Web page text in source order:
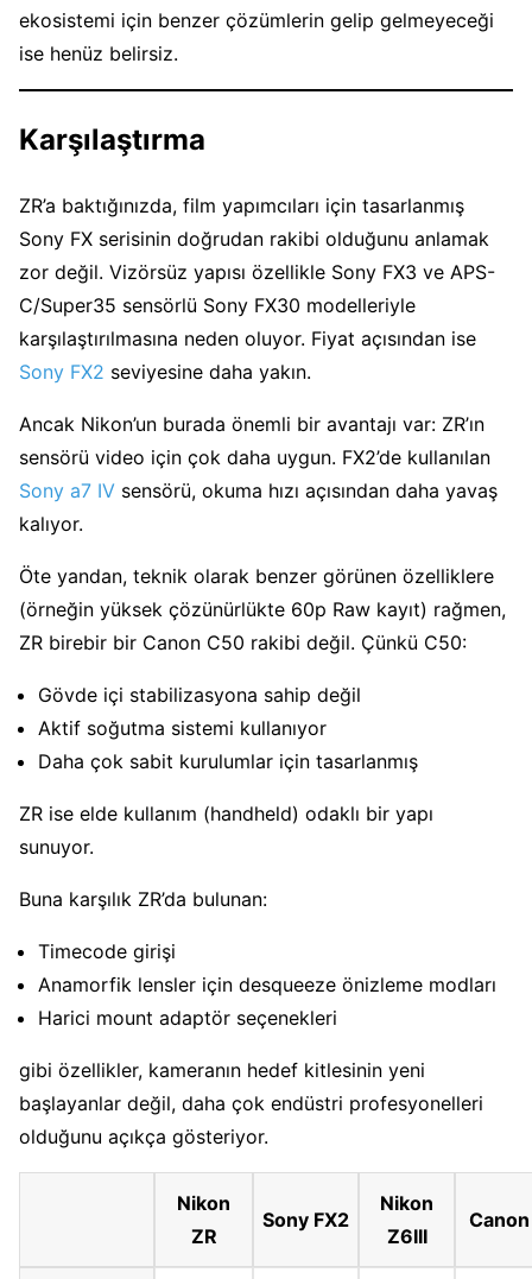
ekosistemi için benzer çözümlerin gelip gelmeyeceği
ise henüz belirsiz.
Karşılaştırma
ZR’a baktığınızda, film yapımcıları için tasarlanmış
Sony FX serisinin doğrudan rakibi olduğunu anlamak
zor değil. Vizörsüz yapısı özellikle Sony FX3 ve APS-
C/Super35 sensörlü Sony FX30 modelleriyle
karşılaştırılmasına neden oluyor. Fiyat açısından ise
Sony FX2 seviyesine daha yakın.
Ancak Nikon’un burada önemli bir avantajı var: ZR’ın
sensörü video için çok daha uygun. FX2’de kullanılan
Sony a7 IV sensörü, okuma hızı açısından daha yavaş
kalıyor.
Öte yandan, teknik olarak benzer görünen özelliklere
(örneğin yüksek çözünürlükte 60p Raw kayıt) rağmen,
ZR birebir bir Canon C50 rakibi değil. Çünkü C50:
Gövde içi stabilizasyona sahip değil
Aktif soğutma sistemi kullanıyor
Daha çok sabit kurulumlar için tasarlanmış
ZR ise elde kullanım (handheld) odaklı bir yapı
sunuyor.
Buna karşılık ZR’da bulunan:
Timecode girişi
Anamorfik lensler için desqueeze önizleme modları
Harici mount adaptör seçenekleri
gibi özellikler, kameranın hedef kitlesinin yeni
başlayanlar değil, daha çok endüstri profesyonelleri
olduğunu açıkça gösteriyor.
Nikon
ZR
Sony FX2
Nikon
Z6III